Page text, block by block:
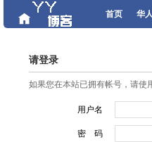
首页 华
请登录
如果您在本站已拥有帐号，请使
用户名
密 码